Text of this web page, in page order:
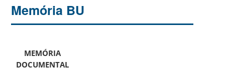
Memória BU
MEMÓRIA
DOCUMENTAL